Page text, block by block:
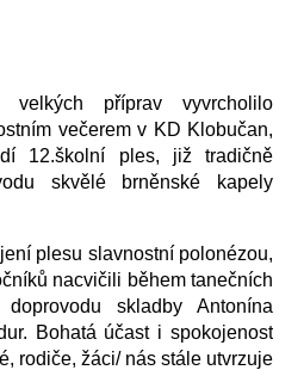
příprav vyvrcholilo
večerem v KD Klobučan,
12.školní ples, již tradičně
skvělé brněnské kapely
plesu slavnostní polonézou,
nacvičili během tanečních
skladby Antonína
Bohatá účast i spokojenost
rodiče, žáci/ nás stále utvrzuje